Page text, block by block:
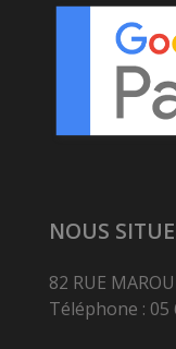
NOUS
82 RUE
Téléphone : 05